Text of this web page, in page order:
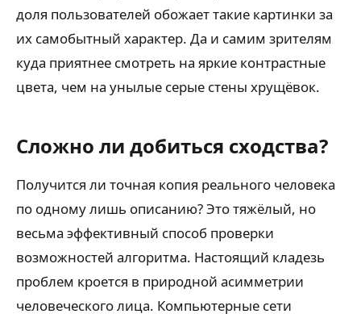
доля пользователей обожает такие картинки за
их самобытный характер. Да и самим зрителям
куда приятнее смотреть на яркие контрастные
цвета, чем на унылые серые стены хрущёвок.
Сложно ли добиться сходства?
Получится ли точная копия реального человека
по одному лишь описанию? Это тяжёлый, но
весьма эффективный способ проверки
возможностей алгоритма. Настоящий кладезь
проблем кроется в природной асимметрии
человеческого лица. Компьютерные сети